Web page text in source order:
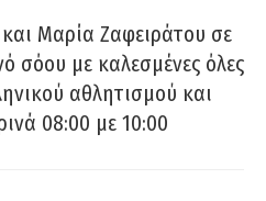
Μαρία Ζαφειράτου σε
σόου με καλεσμένες όλες
αθλητισμού και
08:00 με 10:00